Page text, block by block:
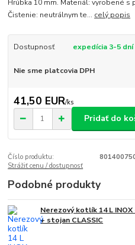
Hrúbka 10 mm. Materiál: vyrobené
Čistenie: neutrálnym te... celý popis
Dostupnosť expedícia 3-5 dní
Nie sme platcovia DPH
41,50 EUR/ks
Pridať do
Číslo produktu:
Strážiť cenu / dostupnosť
Podobné produkty
Nerezový kotlík 14 L
+ stojan CLASSIC